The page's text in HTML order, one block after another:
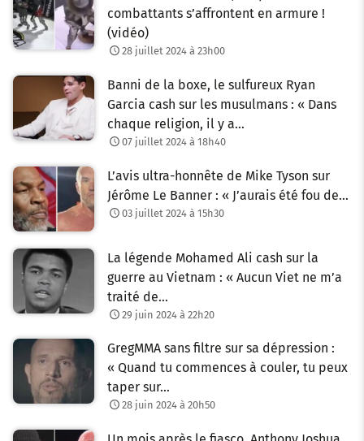
combattants s’affrontent en armure !
(vidéo)
28 juillet 2024 à 23h00
Banni de la boxe, le sulfureux Ryan
Garcia cash sur les musulmans : « Dans
chaque religion, il y a…
07 juillet 2024 à 18h40
L’avis ultra-honnête de Mike Tyson sur
Jérôme Le Banner : « J’aurais été fou de…
03 juillet 2024 à 15h30
La légende Mohamed Ali cash sur la
guerre au Vietnam : « Aucun Viet ne m’a
traité de…
29 juin 2024 à 22h20
GregMMA sans filtre sur sa dépression :
« Quand tu commences à couler, tu peux
taper sur…
28 juin 2024 à 20h50